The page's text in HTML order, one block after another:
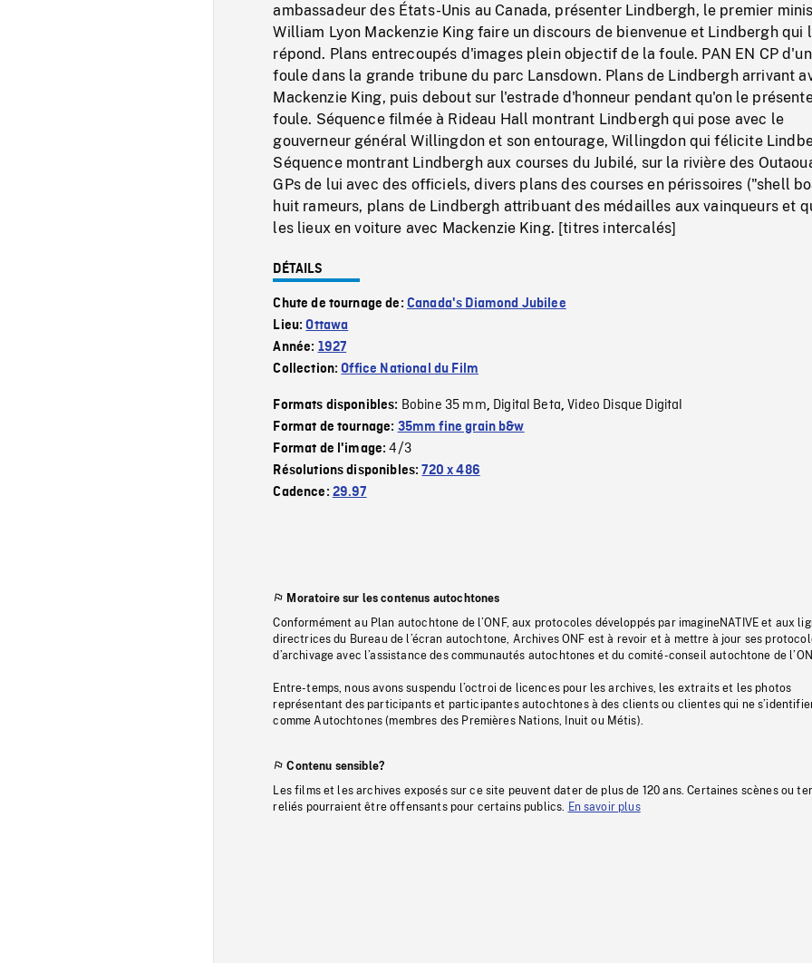
ambassadeur des États-Unis au Canada, présenter Lindbergh, le premier
William Lyon Mackenzie King faire un discours de bienvenue et Lindbergh qui
répond. Plans entrecoupés d'images plein objectif de la foule. PAN EN CP
foule dans la grande tribune du parc Lansdown. Plans de Lindbergh arrivant
Mackenzie King, puis debout sur l'estrade d'honneur pendant qu'on le
foule. Séquence filmée à Rideau Hall montrant Lindbergh qui pose avec le
gouverneur général Willingdon et son entourage, Willingdon qui félicite
Séquence montrant Lindbergh aux courses du Jubilé, sur la rivière des
GPs de lui avec des officiels, divers plans des courses en périssoires ("shell
huit rameurs, plans de Lindbergh attribuant des médailles aux vainqueurs et
les lieux en voiture avec Mackenzie King. [titres intercalés]
DÉTAILS
Chute de tournage de: Canada's Diamond Jubilee
Lieu:Ottawa
Année: 1927
Collection:Office National du Film
Formats disponibles: Bobine 35 mm, Digital Beta,Video Disque Digital
Format de tournage: 35mm fine grain b&w
Format de l'image:4/3
Résolutions disponibles:720 x 486
Cadence: 29.97
Moratoire sur les contenus autochtones
Conformément au Plan autochtone de l’ONF, aux protocoles développés par imagineNATIVE et aux
directrices du Bureau de l’écran autochtone, Archives ONF est à revoir et à mettre à jour ses
d’archivage avec l’assistance des communautés autochtones et du comité-conseil autochtone de
Entre-temps, nous avons suspendu l’octroi de licences pour les archives, les extraits et les photos
représentant des participants et participantes autochtones à des clients ou clientes qui ne
comme Autochtones (membres des Premières Nations, Inuit ou Métis).
Contenu sensible?
Les films et les archives exposés sur ce site peuvent dater de plus de 120 ans. Certaines scènes ou
reliés pourraient être offensants pour certains publics.
En savoir plus